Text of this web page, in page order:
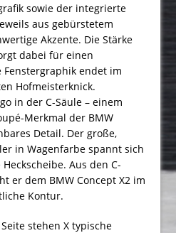
sowie der integrierte
aus gebürstetem
Akzente. Die Stärke
dabei für einen
endet im
Hofmeisterknick.
in der C-Säule – einem
Merkmal der BMW
Detail. Der große,
in Wagenfarbe spannt sich
Aus den C-
er dem BMW Concept X2 im
Kontur.
stehen X typische